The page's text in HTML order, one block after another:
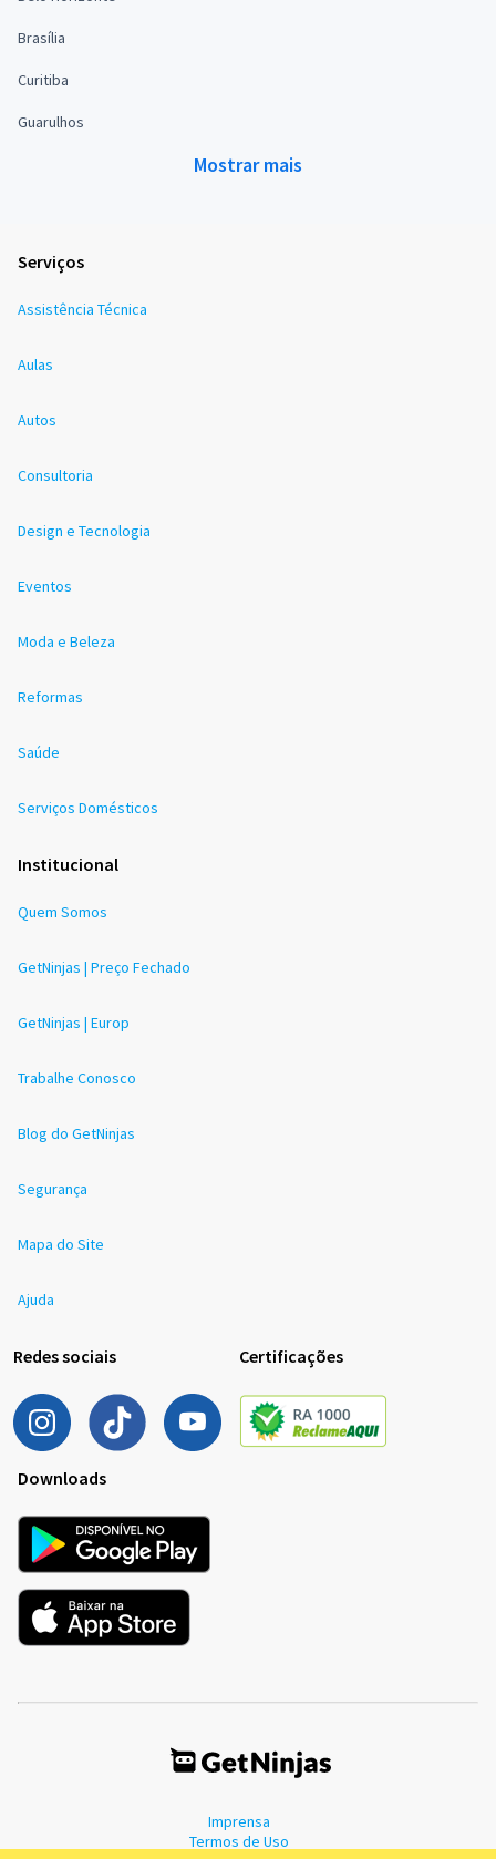
Brasília
Curitiba
Guarulhos
Mostrar mais
Serviços
Assistência Técnica
Aulas
Autos
Consultoria
Design e Tecnologia
Eventos
Moda e Beleza
Reformas
Saúde
Serviços Domésticos
Institucional
Quem Somos
GetNinjas | Preço Fechado
GetNinjas | Europ
Trabalhe Conosco
Blog do GetNinjas
Segurança
Mapa do Site
Ajuda
Redes sociais Certificações
Downloads
Imprensa
Termos de Uso